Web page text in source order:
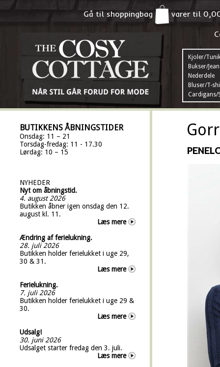
Gå til shoppingbag varer til
Kjoler/
Bukser/
Nederdele
Bluser/T-
Cardigans/
BUTIKKENS ÅBNINGSTIDER
Onsdag: 11 – 21
Torsdag-fredag: 11 - 17.30
Lørdag: 10 – 15
NYHEDER
Nyt om åbningstid.
4. august 2026
Butikken åbner igen onsdag den 12.
august kl. 11.
Læs mere
Ændring af ferielukning.
28. juli 2026
Butikken holder ferielukket i uge 29,
30 & 31.
Læs mere
Ferielukning.
7. juli 2026
Butikken holder ferielukket i uge 29 &
30.
Læs mere
Udsalg!
30. juni 2026
Udsalget starter fredag den 3. juli.
Læs mere